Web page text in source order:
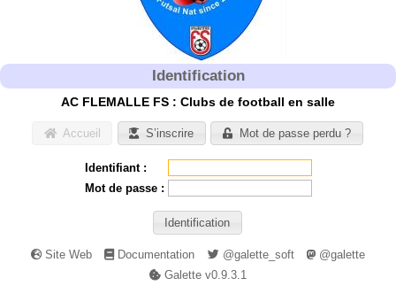
Identification
AC FLEMALLE FS : Clubs de football en salle
Accueil S’inscrire Mot de passe perdu ?
Identifiant :
Mot de passe :
Site Web Documentation @galette_soft
@galette
Galette v0.9.3.1